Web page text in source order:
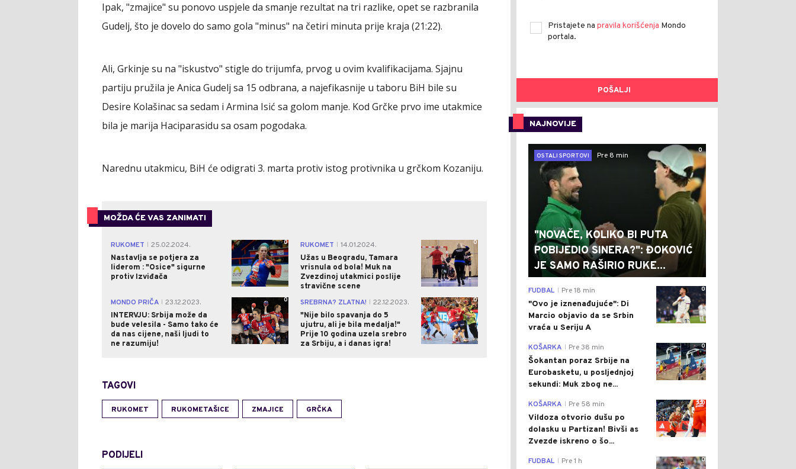
Ipak, "zmajice" su ponovo uspjele da smanje rezultat na tri razlike, opet se razbranila
Gudelj, što je dovelo do samo gola "minus" na četiri minuta prije kraja (21:22).
Ali, Grkinje su na "iskustvo" stigle do trijumfa, prvog u ovim kvalifikacijama. Sjajnu
partiju pružila je Anica Gudelj sa 15 odbrana, a najefikasnije u taboru BiH bile su
Desire Kolašinac sa sedam i Armina Isić sa golom manje. Kod Grčke prvo ime utakmice
bila je marija Haciparasidu sa osam pogodaka.
Narednu utakmicu, BiH će odigrati 3. marta protiv istog protivnika u grčkom Kozaniju.
MOŽDA ĆE VAS ZANIMATI
RUKOMET
25.02.2024.
Nastavlja se potjera za
liderom : "Osice" sigurne
protiv Izviđača
0 RUKOMET
14.01.2024.
Užas u Beogradu, Tamara
vrisnula od bola! Muk na
Zvezdinoj utakmici poslije
stravične scene
0
MONDO PRIČA
23.12.2023.
INTERVJU: Srbija može da
bude velesila - Samo tako će
da nas cijene, naši ljudi to
ne razumiju!
0 SREBRNA? ZLATNA!
22.12.2023.
"Nije bilo spavanja do 5
ujutru, ali je bila medalja!"
Prije 10 godina uzela srebro
za Srbiju, a i danas igra!
0
TAGOVI
RUKOMET RUKOMETAŠICE ZMAJICE GRČKA
PODIJELI
Pristajete na pravila korišćenja Mondo
portala.
POŠALJI
NAJNOVIJE
0
OSTALI SPORTOVI
Pre 8 min
"NOVAČE, KOLIKO BI PUTA
POBIJEDIO SINERA?": ĐOKOVIĆ
JE SAMO RAŠIRIO RUKE...
0
FUDBAL Pre 18 min
"Ovo je iznenađujuće": Di
Marcio objavio da se Srbin
vraća u Seriju A
0
KOŠARKA Pre 38 min
Šokantan poraz Srbije na
Eurobasketu, u posljednjoj
sekundi: Muk zbog ne...
0
KOŠARKA Pre 58 min
Vildoza otvorio dušu po
dolasku u Partizan! Bivši as
Zvezde iskreno o šo...
0
FUDBAL Pre 1 h